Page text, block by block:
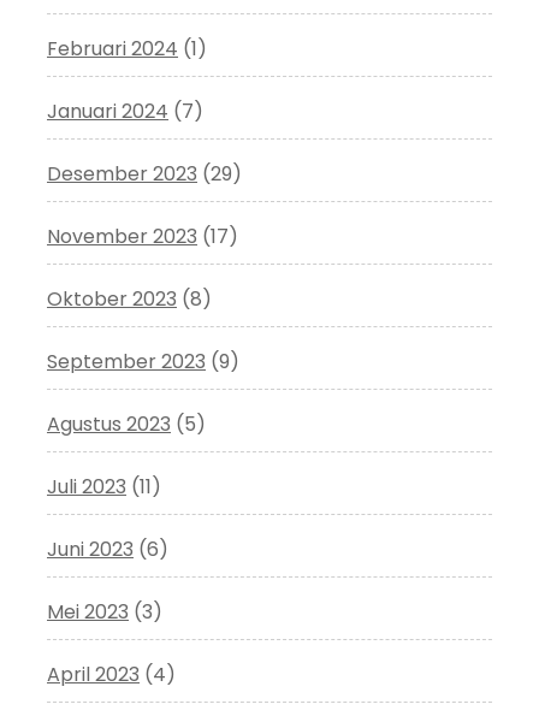
Februari 2024 (1)
Januari 2024 (7)
Desember 2023 (29)
November 2023 (17)
Oktober 2023 (8)
September 2023 (9)
Agustus 2023 (5)
Juli 2023 (11)
Juni 2023 (6)
Mei 2023 (3)
April 2023 (4)